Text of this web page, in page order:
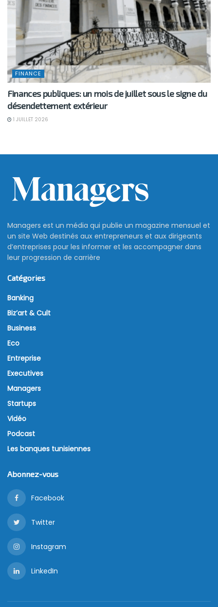
FINANCE
Finances publiques: un mois de juillet sous le signe du
désendettement extérieur
1 JUILLET 2026
Managers est un média qui publie un magazine mensuel et
un site Web destinés aux entrepreneurs et aux dirigeants
d’entreprises pour les informer et les accompagner dans
leur progression de carrière
Catégories
Banking
Biz’art & Cult
Business
Eco
Entreprise
Executives
Managers
Startups
Vidéo
Podcast
Les banques tunisiennes
Abonnez-vous
Facebook
Twitter
Instagram
LinkedIn